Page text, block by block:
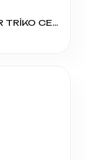
7220 COTONEL TAM FERMUAR TRİKO CEKET